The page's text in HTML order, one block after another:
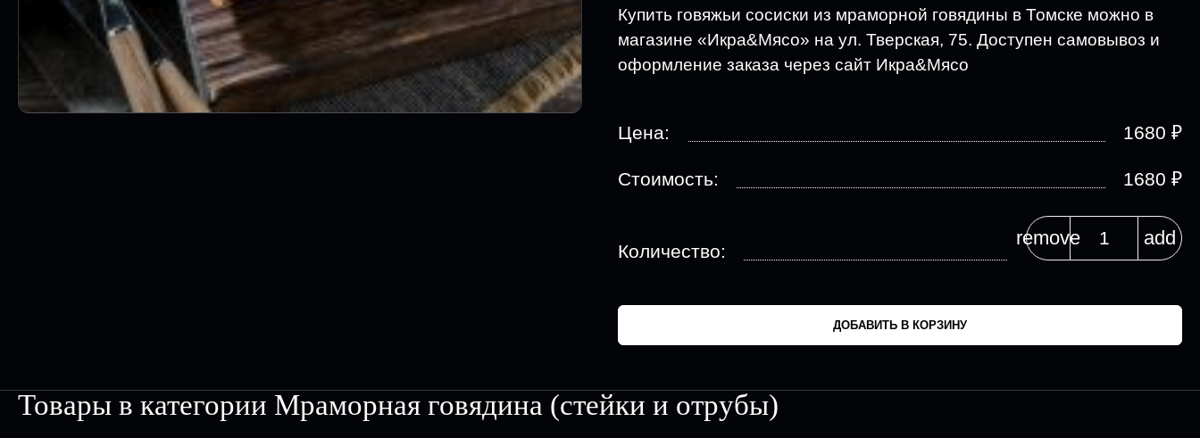
Купить говяжьи сосиски из мраморной говядины в Томске можно в
магазине «Икра&Мясо» на ул. Тверская, 75. Доступен самовывоз и
оформление заказа через сайт Икра&Мясо
Цена: 1680 ₽
Стоимость: 1680 ₽
Количество:
remove add
ДОБАВИТЬ В КОРЗИНУ
Товары в категории Мраморная говядина (стейки и отрубы)